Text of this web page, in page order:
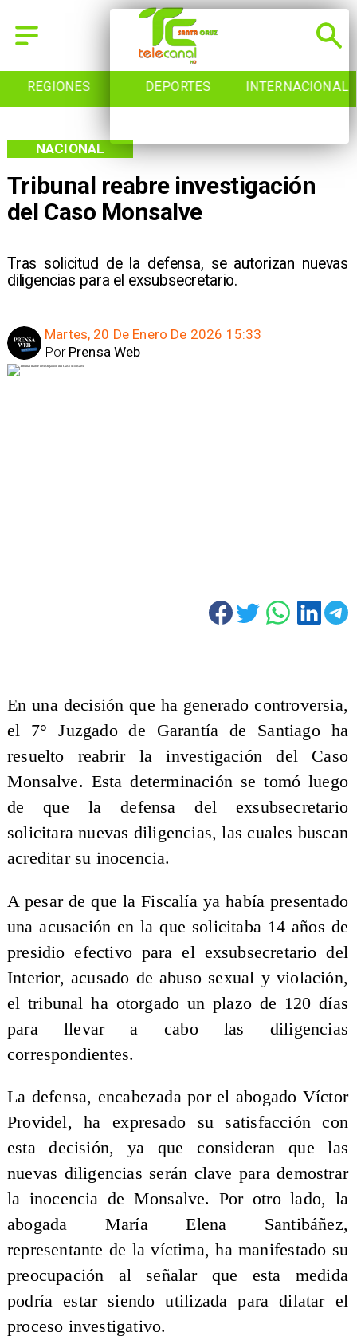
REGIONES DEPORTES INTERNACIONAL
Tribunal reabre investigación
del Caso Monsalve
Tras solicitud de la defensa, se autorizan nuevas
diligencias para el exsubsecretario.
NACIONAL
Martes, 20 De Enero De 2026 15:33
Prensa Web
Por
En una decisión que ha generado controversia,
el 7° Juzgado de Garantía de Santiago ha
resuelto reabrir la investigación del Caso
Monsalve. Esta determinación se tomó luego
de que la defensa del exsubsecretario
solicitara nuevas diligencias, las cuales buscan
acreditar su inocencia.
A pesar de que la Fiscalía ya había presentado
una acusación en la que solicitaba 14 años de
presidio efectivo para el exsubsecretario del
Interior, acusado de abuso sexual y violación,
el tribunal ha otorgado un plazo de 120 días
para llevar a cabo las diligencias
correspondientes.
La defensa, encabezada por el abogado Víctor
Providel, ha expresado su satisfacción con
esta decisión, ya que consideran que las
nuevas diligencias serán clave para demostrar
la inocencia de Monsalve. Por otro lado, la
abogada María Elena Santibáñez,
representante de la víctima, ha manifestado su
preocupación al señalar que esta medida
podría estar siendo utilizada para dilatar el
proceso investigativo.